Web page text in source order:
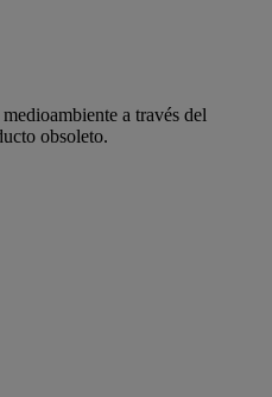
a través del
obsoleto.